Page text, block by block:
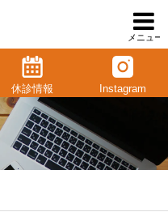
メニュー
休診情報 Instagram